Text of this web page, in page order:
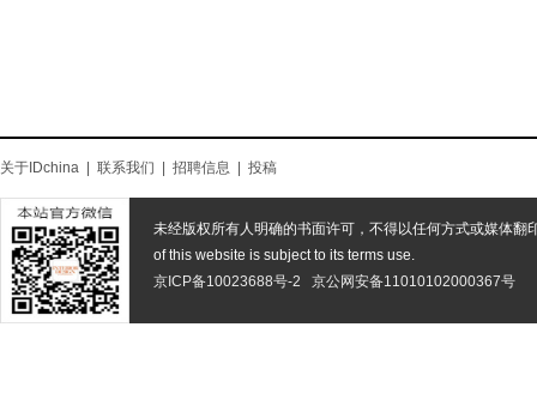
关于IDchina 联系我们 招聘信息 投稿
未经版权所有人明确的书面许可，不得以任何方式或媒体翻
of this website is subject to its terms use.
京ICP备10023688号-2
京公网安备11010102000367号